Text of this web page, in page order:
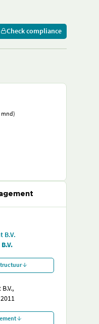
Check compliance
mnd)
B.V.
2011